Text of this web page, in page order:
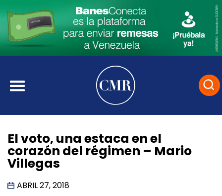
El voto, una estaca en el
corazón del régimen – Mario
Villegas
ABRIL 27, 2018